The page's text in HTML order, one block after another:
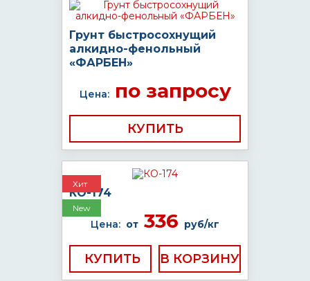
Грунт быстросохнущий
алкидно-фенольный
«ФАРБЕН»
Цена:по запросу
КУПИТЬ
Хит
New
КО-174
Цена: от 336 руб/кг
КУПИТЬ